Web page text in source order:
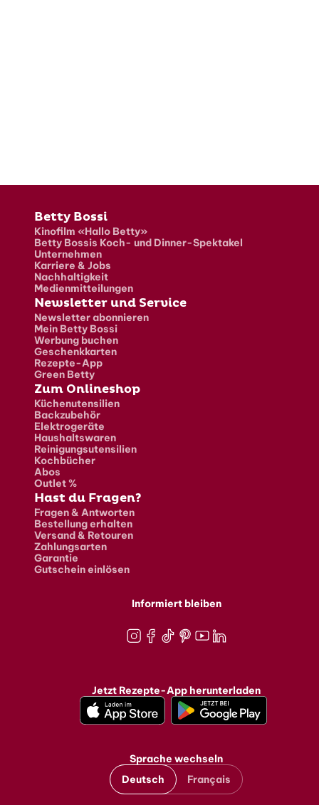
Fusszeile
Betty Bossi
Kinofilm «Hallo Betty»
Betty Bossis Koch- und Dinner-Spektakel
Unternehmen
Karriere & Jobs
Nachhaltigkeit
Medienmitteilungen
Newsletter und Service
Newsletter abonnieren
Mein Betty Bossi
Werbung buchen
Geschenkkarten
Rezepte-App
Green Betty
Zum Onlineshop
Küchenutensilien
Backzubehör
Elektrogeräte
Haushaltswaren
Reinigungsutensilien
Kochbücher
Abos
Outlet %
Hast du Fragen?
Fragen & Antworten
Bestellung erhalten
Versand & Retouren
Zahlungsarten
Garantie
Gutschein einlösen
Informiert bleiben
Jetzt Rezepte-App herunterladen
Sprache wechseln
Deutsch
Français